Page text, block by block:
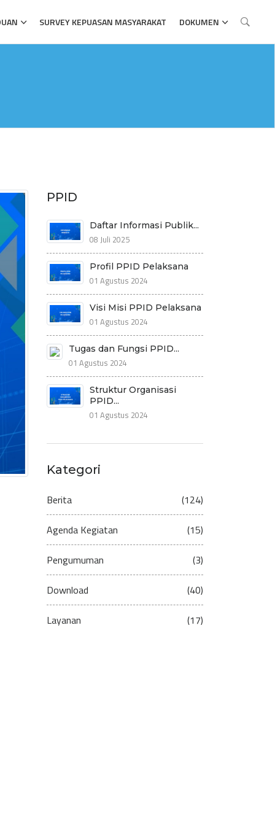
SURVEY KEPUASAN MASYARAKAT DOKUMEN
PPID
Daftar Informasi Publik...
08 Juli 2025
Profil PPID Pelaksana
01 Agustus 2024
Visi Misi PPID Pelaksana
01 Agustus 2024
Tugas dan Fungsi PPID...
01 Agustus 2024
Struktur Organisasi
PPID...
01 Agustus 2024
Kategori
Berita (124)
Agenda Kegiatan (15)
Pengumuman (3)
Download (40)
Layanan (17)